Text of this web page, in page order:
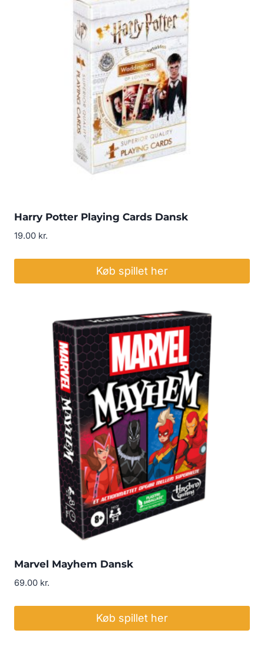
Harry Potter Playing Cards Dansk
19.00 kr.
Køb spillet her
Marvel Mayhem Dansk
69.00 kr.
Køb spillet her